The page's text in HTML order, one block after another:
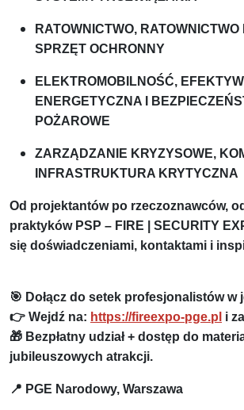
RATOWNICTWO,
SPRZĘT OCHRONNY
ELEKTROMOBILNOŚĆ,
ENERGETYCZNA I
POŻAROWE
ZARZĄDZANIE KRYZYSOWE,
INFRASTRUKTURA KRYTYCZNA
Od projektantów po rzeczoznawców,
praktyków PSP – FIRE | SECURITY
się doświadczeniami, kontaktami i
🎯 Dołącz do setek profesjonalistów w
👉 Wejdź na: https://fireexpo-pge.pl i
🎁 Bezpłatny udział + dostęp do
jubileuszowych atrakcji.
📍 PGE Narodowy, Warszawa